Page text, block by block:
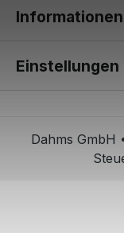
Informationen
Einstellungen
Dahms GmbH